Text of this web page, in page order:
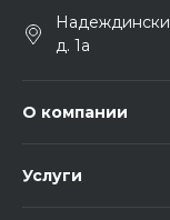
д. 1а
О компании
Услуги